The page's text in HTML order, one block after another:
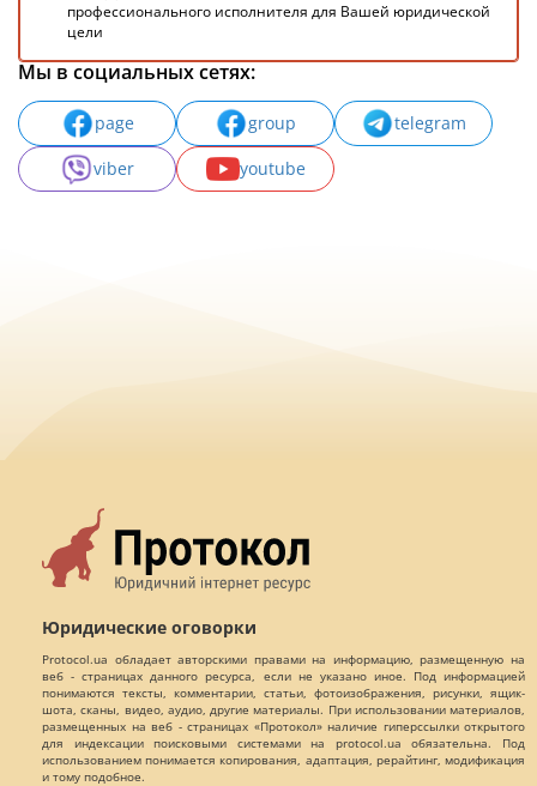
профессионального исполнителя для Вашей юридической
цели
Мы в социальных сетях:
page group
telegram
viber
youtube
Юридические оговорки
Protocol.ua обладает авторскими правами на информацию, размещенную на
веб - страницах данного ресурса, если не указано иное. Под информацией
понимаются тексты, комментарии, статьи, фотоизображения, рисунки, ящик-
шота, сканы, видео, аудио, другие материалы. При использовании материалов,
размещенных на веб - страницах «Протокол» наличие гиперссылки открытого
для индексации поисковыми системами на protocol.ua обязательна. Под
использованием понимается копирования, адаптация, рерайтинг, модификация
и тому подобное.